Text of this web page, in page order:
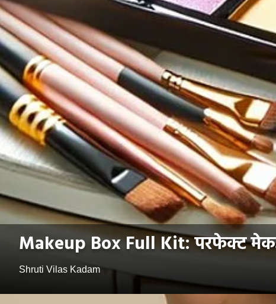
Makeup Box Full Kit: परफेक्ट
Shruti Vilas Kadam